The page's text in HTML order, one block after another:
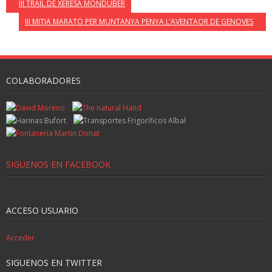
III TRAIL DE XERESA MONDUBER
III MITJA MARATO PER MUNTANYA PENYA L’AVENTAOR DE GENOVES
COLABORADORES
SIGUENOS EN FACEBOOK
ACCESO USUARIO
Acceder
SIGUENOS EN TWITTER